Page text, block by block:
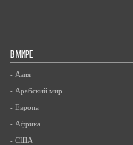
В МИРЕ
- Азия
- Арабский мир
- Европа
- Африка
- США